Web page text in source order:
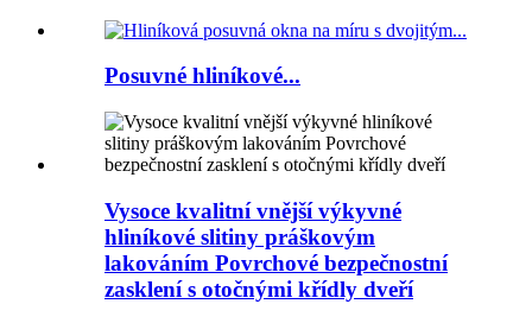
Posuvné hliníkové...
Vysoce kvalitní vnější výkyvné
hliníkové slitiny práškovým
lakováním Povrchové bezpečnostní
zasklení s otočnými křídly dveří